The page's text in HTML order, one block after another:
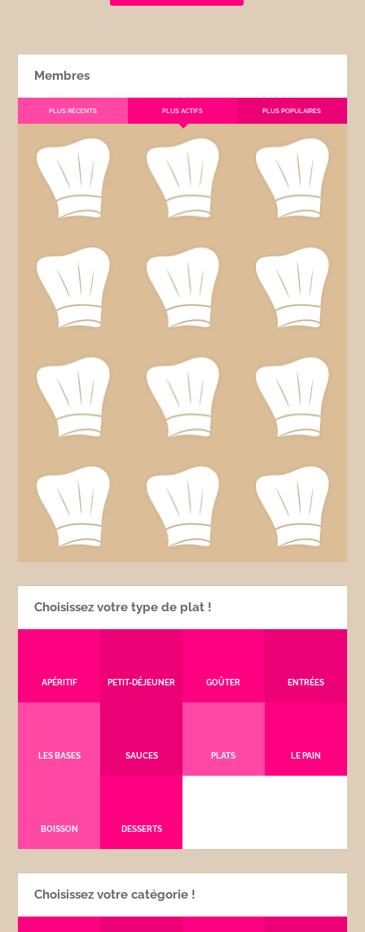
Membres
PLUS RÉCENTS PLUS ACTIFS PLUS POPULAIRES
Choisissez votre type de plat !
APÉRITIF PETIT-DÉJEUNER GOÛTER ENTRÉES
LES BASES SAUCES PLATS LE PAIN
BOISSON DESSERTS
Choisissez votre catégorie !